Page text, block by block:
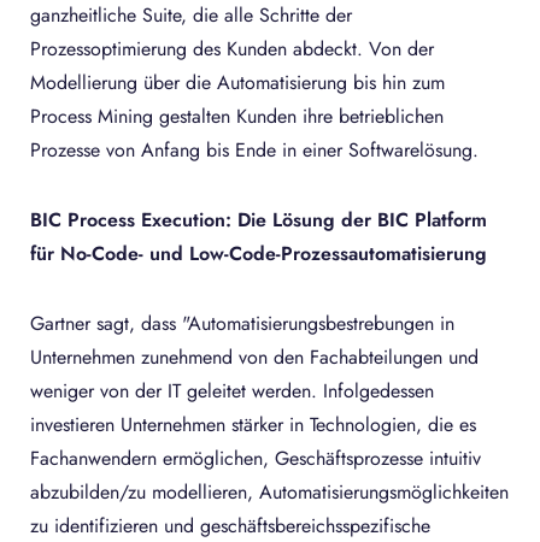
ganzheitliche Suite, die alle Schritte der
Prozessoptimierung des Kunden abdeckt. Von der
Modellierung über die Automatisierung bis hin zum
Process Mining gestalten Kunden ihre betrieblichen
Prozesse von Anfang bis Ende in einer Softwarelösung.
BIC Process Execution: Die Lösung der BIC Platform
für No-Code- und Low-Code-Prozessautomatisierung
Gartner sagt, dass "Automatisierungsbestrebungen in
Unternehmen zunehmend von den Fachabteilungen und
weniger von der IT geleitet werden. Infolgedessen
investieren Unternehmen stärker in Technologien, die es
Fachanwendern ermöglichen, Geschäftsprozesse intuitiv
abzubilden/zu modellieren, Automatisierungsmöglichkeiten
zu identifizieren und geschäftsbereichsspezifische